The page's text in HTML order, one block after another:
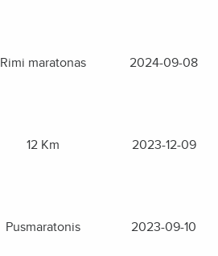
Rimi maratonas 2024-09-08
12 Km 2023-12-09
Pusmaratonis 2023-09-10